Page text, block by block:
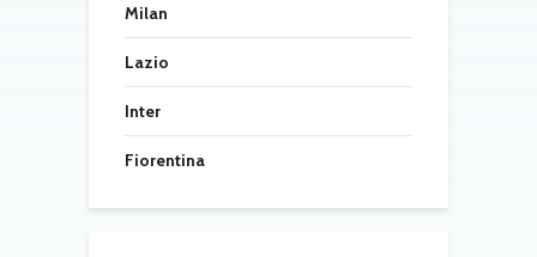
Milan
Lazio
Inter
Fiorentina